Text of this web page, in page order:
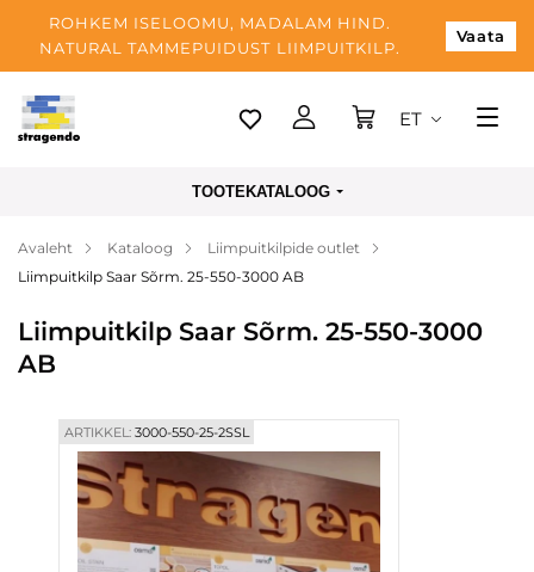
ROHKEM ISELOOMU, MADALAM HIND.
NATURAL TAMMEPUIDUST LIIMPUITKILP.
Vaata
Tallinn
Makse
Blogi
ET
TOOTEKATALOOG
Avaleht Kataloog
Liimpuitkilpide outlet
Liimpuitkilp Saar Sõrm. 25-550-3000 AB
Liimpuitkilp Saar Sõrm. 25-550-3000
AB
ARTIKKEL:3000-550-25-2SSL